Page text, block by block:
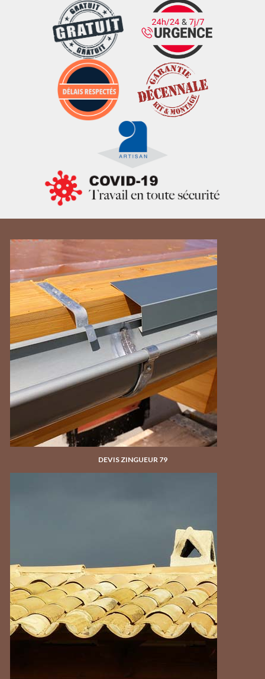
DEVIS ZINGUEUR 79